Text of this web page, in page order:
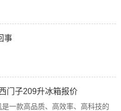
事
门子209升冰箱报价
一款高品质、高效率、高科技的